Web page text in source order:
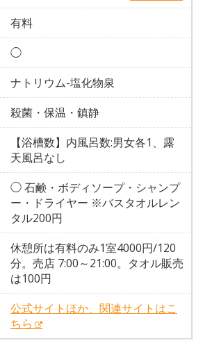
有料
◯
ナトリウム-塩化物泉
殺菌・保温・鎮静
【浴槽数】内風呂数:男女各1、露
天風呂なし
◯ 石鹸・ボディソープ・シャンプ
ー・ドライヤー ※バスタオルレン
タル200円
休憩所は有料のみ1室4000円/120
分。売店 7:00～21:00。タオル販売
は100円
公式サイトほか、関連サイトはこ
ちら